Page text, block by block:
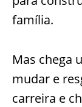
família.
Mas chega
mudar e
carreira e